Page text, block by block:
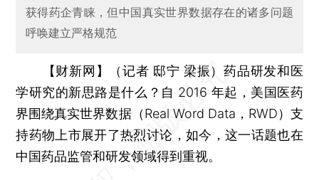
获得药企青睐，但中国真实世界数据存在的诸多问题
呼唤建立严格规范
【财新网】（记者 邸宁 梁振）药品研发和医
学研究的新思路是什么？自 2016 年起，美国医药
界围绕真实世界数据（Real Word Data，RWD）支
持药物上市展开了热烈讨论，如今，这一话题也在
中国药品监管和研发领域得到重视。